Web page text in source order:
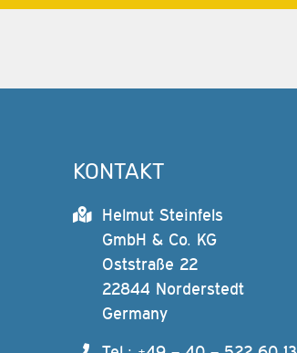
KONTAKT
Helmut Steinfels
GmbH & Co. KG
Oststraße 22
22844 Norderstedt
Germany